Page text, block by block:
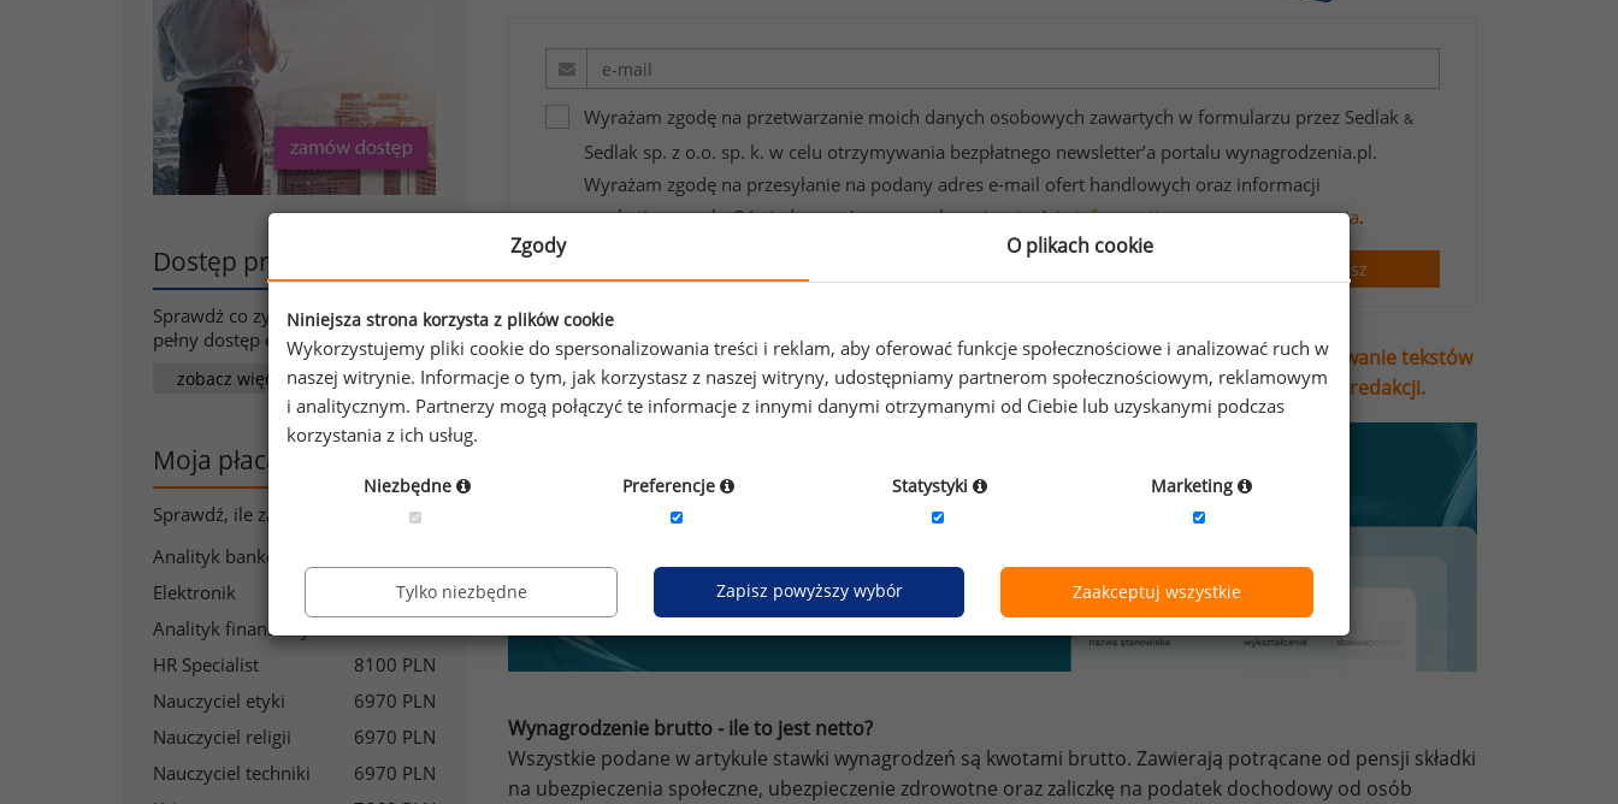
Dostęp premium
Sprawdź co zyskasz wykupując
pełny dostęp do naszego portalu
zobacz więcej
Moja płaca
Sprawdź, ile zarabia:
Analityk bankowy
Elektronik
10710 PLN
Analityk finansowy
HR Specialist
8100 PLN
Nauczyciel etyki
6970 PLN
Nauczyciel religii
6970 PLN
Nauczyciel techniki
6970 PLN
Wyrażam zgodę na przetwarzanie moich danych osobowych zawartych w formularzu przez Sedlak &
Sedlak sp. z o.o. sp. k. w celu otrzymywania bezpłatnego newsletter’a portalu wynagrodzenia.pl.
Wyrażam zgodę na przesyłanie na podany adres e-mail ofert handlowych oraz informacji
marketingowych. Oświadczam, że zapoznałem się z treściąinformacji na temat przetwarzania.
Zapisz
Przypominamy, że zgodnie z pkt 2.6 - 2.7 regulaminu kopiowanie, przetwarzanie i wykorzystywanie tekstów
oraz danych portalu w innych celach niż do użytku osobistego wymaga pisemnej zgody redakcji.
Wynagrodzenie brutto - ile to jest netto?
Wszystkie podane w artykule stawki wynagrodzeń są kwotami brutto. Zawierają potrącane od pensji składki
na ubezpieczenia społeczne, ubezpieczenie zdrowotne oraz zaliczkę na podatek dochodowy od osób
Zgody O plikach cookie
Niniejsza strona korzysta z plików cookie
Wykorzystujemy pliki cookie do spersonalizowania treści i reklam, aby oferować funkcje społecznościowe i analizować ruch w
naszej witrynie. Informacje o tym, jak korzystasz z naszej witryny, udostępniamy partnerom społecznościowym, reklamowym
i analitycznym. Partnerzy mogą połączyć te informacje z innymi danymi otrzymanymi od Ciebie lub uzyskanymi podczas
korzystania z ich usług.
Niezbędne Preferencje Statystyki Marketing
Tylko niezbędne Zapisz powyższy wybór Zaakceptuj wszystkie